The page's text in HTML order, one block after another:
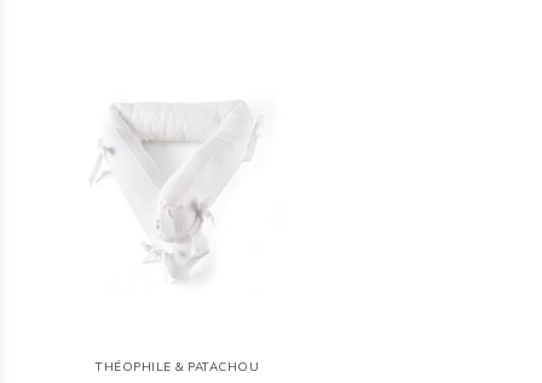
THÉOPHILE & PATACHOU